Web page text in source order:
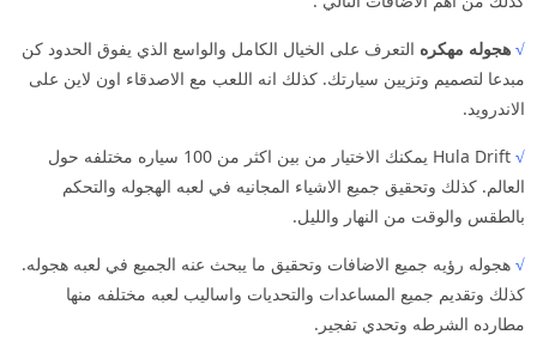
√ هجوله مهكره التعرف على الخيال الكامل والواسع الذي يفوق الحدود كن
مبدعا لتصميم وتزيين سيارتك. كذلك انه اللعب مع الاصدقاء اون لاين على
الاندرويد.
√
Hula Drift يمكنك الاختيار من بين اكثر من 100 سياره مختلفه حول
العالم. كذلك وتحقيق جميع الاشياء المجانيه في لعبه الهجوله والتحكم
بالطقس والوقت من النهار والليل.
√ هجوله رؤيه جميع الاضافات وتحقيق ما يبحث عنه الجميع في لعبه هجوله.
كذلك وتقديم جميع المساعدات والتحديات واساليب لعبه مختلفه منها
مطارده الشرطه وتحدي تفجير.